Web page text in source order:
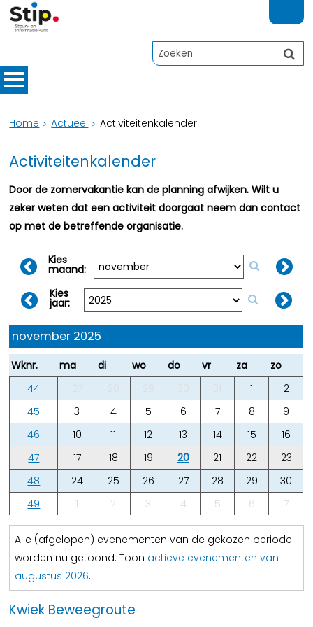
Home Actueel Activiteitenkalender
Activiteitenkalender
Door de zomervakantie kan de planning afwijken. Wilt u
zeker weten dat een activiteit doorgaat neem dan contact
op met de betreffende organisatie.
Kies
maand:
Kies
jaar:
november 2025
Wknr. ma di wo do vr za
zo
44
27 28 29 30 31 1
2
45
3 4 5 6 7 8
9
46
10 11 12 13 14 15
16
47
17 18 19 20 21 22
23
48
24 25 26 27 28 29
30
49
1 2 3 4 5 6 7
Alle (afgelopen) evenementen van de gekozen periode
worden nu getoond. Toon actieve evenementen van
augustus 2026.
Kwiek Beweegroute